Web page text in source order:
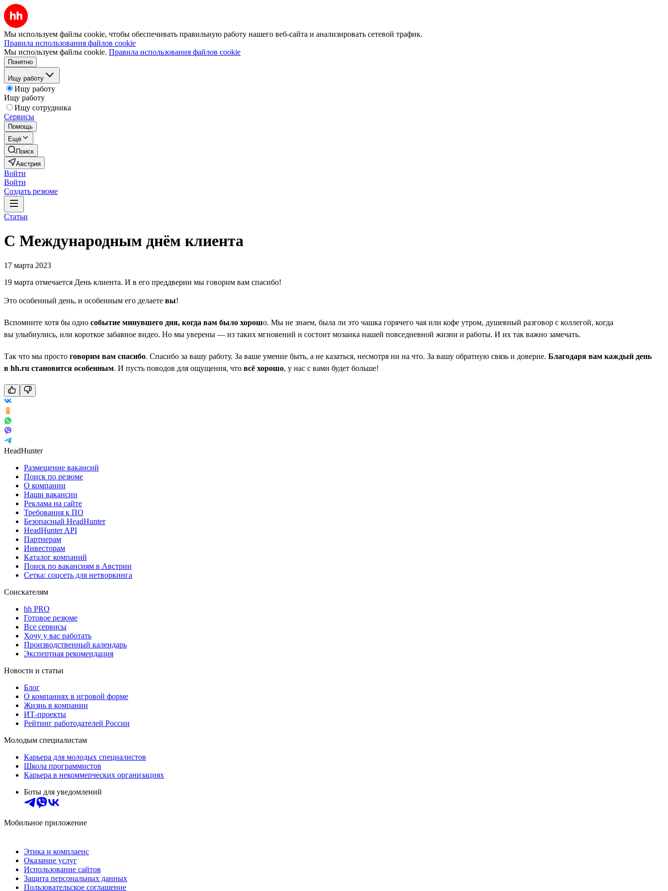
Мы используем файлы cookie, чтобы обеспечивать правильную работу нашего веб-сайта и анализировать сетевой трафик.
Правила использования файлов cookie
Мы используем файлы cookie. Правила использования файлов cookie
Понятно
Ищу работу
Ищу работу
Ищу работу
Ищу сотрудника
Сервисы
Помощь
Ещё
Поиск
Австрия
Войти
Войти
Создать резюме
Статьи
С Международным днём клиента
17 марта 2023
19 марта отмечается День клиента. И в его преддверии мы говорим вам спасибо!
Это особенный день, и особенным его делаете вы!
Вспомните хотя бы одно событие минувшего дня, когда вам было хорошо. Мы не знаем, была ли это чашка горячего чая или кофе утром, душевный разговор с коллегой, когда
вы улыбнулись, или короткое забавное видео. Но мы уверены — из таких мгновений и состоит мозаика нашей повседневной жизни и работы. И их так важно замечать.
Так что мы просто говорим вам спасибо. Спасибо за вашу работу. За ваше умение быть, а не казаться, несмотря ни на что. За вашу обратную связь и доверие. Благодаря вам каждый день
в hh.ru становится особенным. И пусть поводов для ощущения, что всё хорошо, у нас с вами будет больше!
HeadHunter
Размещение вакансий
Поиск по резюме
О компании
Наши вакансии
Реклама на сайте
Требования к ПО
Безопасный HeadHunter
HeadHunter API
Партнерам
Инвесторам
Каталог компаний
Поиск по вакансиям в Австрии
Сетка: соцсеть для нетворкинга
Соискателям
hh PRO
Готовое резюме
Все сервисы
Хочу у вас работать
Производственный календарь
Экспертная рекомендация
Новости и статьи
Блог
О компаниях в игровой форме
Жизнь в компании
ИТ-проекты
Рейтинг работодателей России
Молодым специалистам
Карьера для молодых специалистов
Школа программистов
Карьера в некоммерческих организациях
Боты для уведомлений
Мобильное приложение
Этика и комплаенс
Оказание услуг
Использование сайтов
Защита персональных данных
Пользовательское соглашение